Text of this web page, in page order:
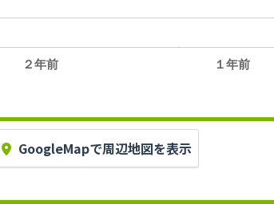
２年前 １年前
GoogleMapで周辺地図を表示